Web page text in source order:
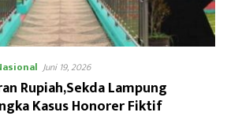
Juni 19, 2026
Rupiah,Sekda Lampung
Kasus Honorer Fiktif